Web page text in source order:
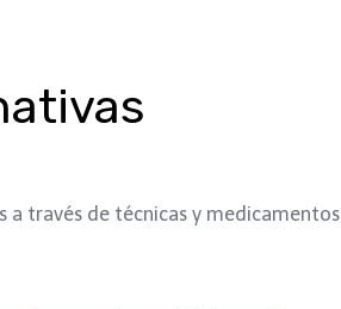
a través de técnicas y medicamentos